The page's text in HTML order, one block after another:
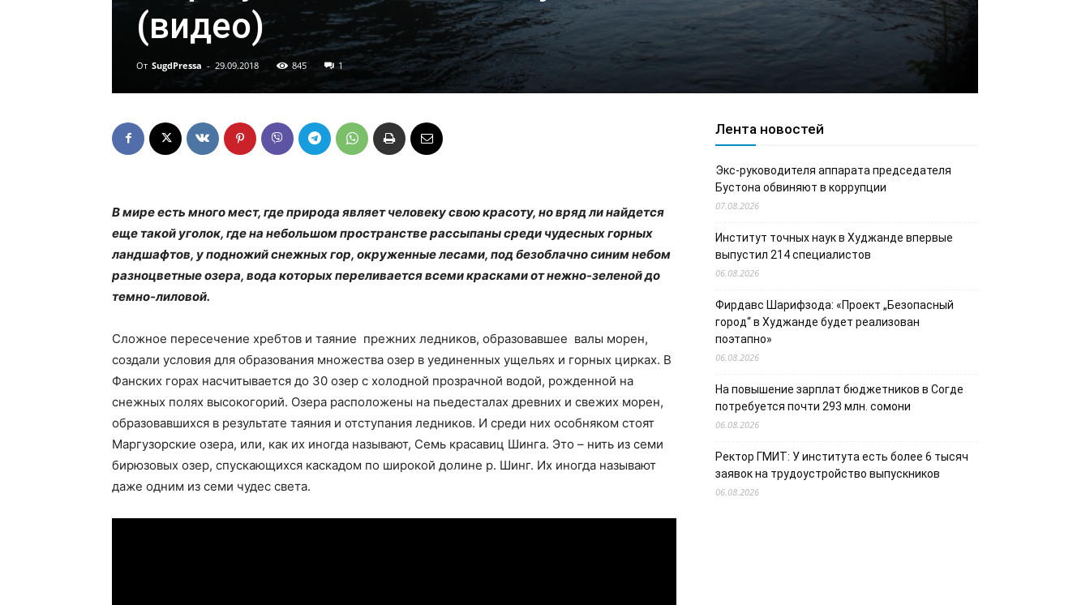
(видео)
От SugdPressa - 29.09.2018 845 1
В мире есть много мест, где природа являет человеку свою красоту, но вряд ли найдется
еще такой уголок, где на небольшом пространстве рассыпаны среди чудесных горных
ландшафтов, у подножий снежных гор, окруженные лесами, под безоблачно синим небом
разноцветные озера, вода которых переливается всеми красками от нежно-зеленой до
темно-лиловой.
Сложное пересечение хребтов и таяние прежних ледников, образовавшее валы морен,
создали условия для образования множества озер в уединенных ущельях и горных цирках. В
Фанских горах насчитывается до 30 озер с холодной прозрачной водой, рожденной на
снежных полях высокогорий. Озера расположены на пьедесталах древних и свежих морен,
образовавшихся в результате таяния и отступания ледников. И среди них особняком стоят
Маргузорские озера, или, как их иногда называют, Семь красавиц Шинга. Это – нить из семи
бирюзовых озер, спускающихся каскадом по широкой долине р. Шинг. Их иногда называют
даже одним из семи чудес света.
Лента новостей
Экс-руководителя аппарата председателя
Бустона обвиняют в коррупции
07.08.2026
Институт точных наук в Худжанде впервые
выпустил 214 специалистов
06.08.2026
Фирдавс Шарифзода: «Проект „Безопасный
город“ в Худжанде будет реализован
поэтапно»
06.08.2026
На повышение зарплат бюджетников в Согде
потребуется почти 293 млн. сомони
06.08.2026
Ректор ГМИТ: У института есть более 6 тысяч
заявок на трудоустройство выпускников
06.08.2026